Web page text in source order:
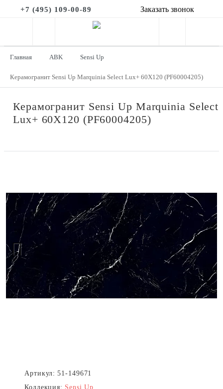
+7 (495) 109-00-89 Заказать звонок
Главная ABK Sensi Up
Керамогранит Sensi Up Marquinia Select Lux+ 60X120 (PF60004205)
Керамогранит Sensi Up Marquinia Select
Lux+ 60X120 (PF60004205)
Next
Артикул: 51-149671
Коллекция: Sensi Up